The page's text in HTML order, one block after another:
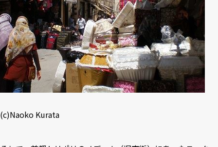
(c)Naoko Kurata